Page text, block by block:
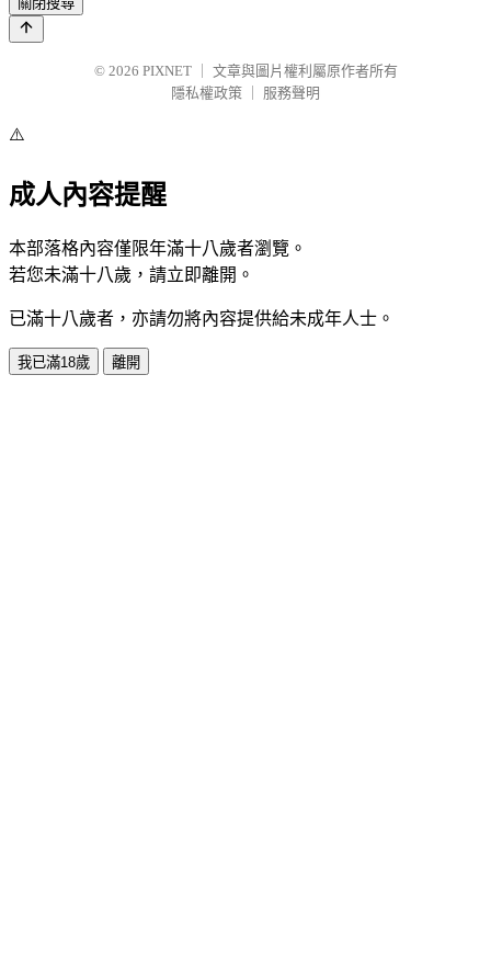
© 2026 PIXNET
文章與圖片權利屬原作者所有
隱私權政策
服務聲明
⚠️
成人內容提醒
本部落格內容僅限年滿十八歲者瀏覽。
若您未滿十八歲，請立即離開。
已滿十八歲者，亦請勿將內容提供給未成年人士。
我已滿18歲 離開